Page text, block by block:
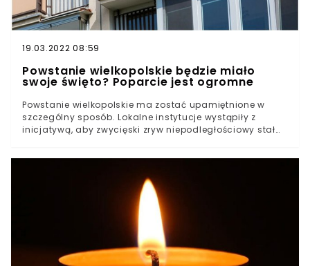
19.03.2022 08:59
Powstanie wielkopolskie będzie miało
swoje święto? Poparcie jest ogromne
Powstanie wielkopolskie ma zostać upamiętnione w
szczególny sposób. Lokalne instytucje wystąpiły z
inicjatywą, aby zwycięski zryw niepodległościowy stał